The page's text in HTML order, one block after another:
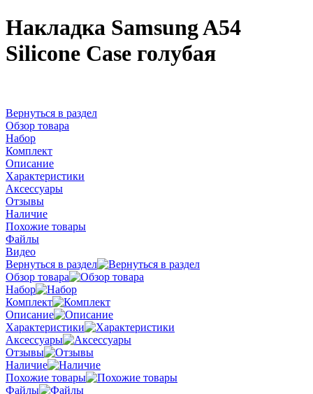
Накладка Samsung A54
Silicone Case голубая
Вернуться в раздел
Обзор товара
Набор
Комплект
Описание
Характеристики
Аксессуары
Отзывы
Наличие
Похожие товары
Файлы
Видео
Вернуться в раздел
Обзор товара
Набор
Комплект
Описание
Характеристики
Аксессуары
Отзывы
Наличие
Похожие товары
Файлы